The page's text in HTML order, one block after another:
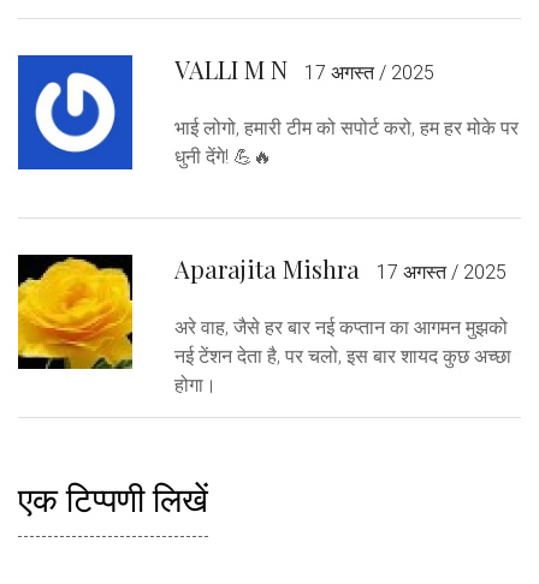
VALLI M N 17 अगस्त / 2025
भाई लोगो, हमारी टीम को सपोर्ट करो, हम हर मोके पर
धुनी देंगे! 💪🔥
Aparajita Mishra 17 अगस्त / 2025
अरे वाह, जैसे हर बार नई कप्तान का आगमन मुझको
नई टेंशन देता है, पर चलो, इस बार शायद कुछ अच्छा
होगा।
एक टिप्पणी लिखें